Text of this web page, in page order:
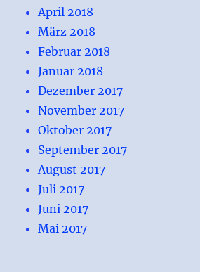
April 2018
März 2018
Februar 2018
Januar 2018
Dezember 2017
November 2017
Oktober 2017
September 2017
August 2017
Juli 2017
Juni 2017
Mai 2017